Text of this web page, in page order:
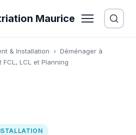
Maurice
& Installation › Déménager à
LCL et Planning